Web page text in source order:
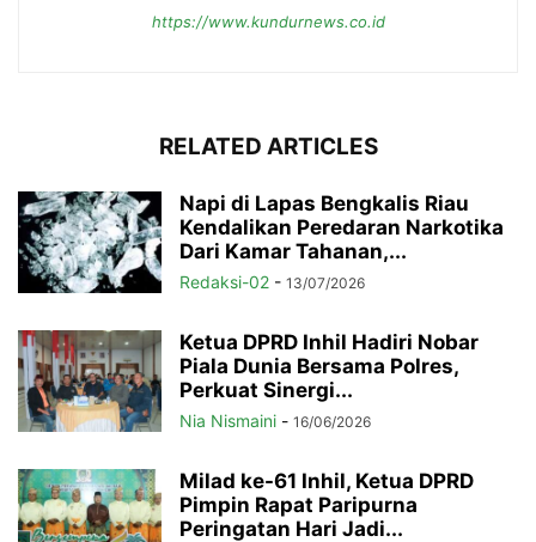
https://www.kundurnews.co.id
RELATED ARTICLES
Napi di Lapas Bengkalis Riau
Kendalikan Peredaran Narkotika
Dari Kamar Tahanan,...
Redaksi-02 - 13/07/2026
Ketua DPRD Inhil Hadiri Nobar
Piala Dunia Bersama Polres,
Perkuat Sinergi...
Nia Nismaini - 16/06/2026
Milad ke-61 Inhil, Ketua DPRD
Pimpin Rapat Paripurna
Peringatan Hari Jadi...